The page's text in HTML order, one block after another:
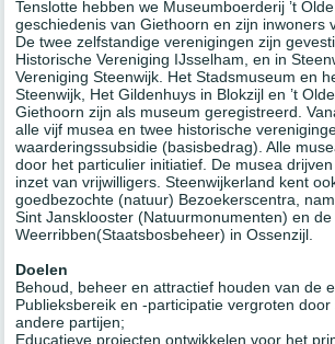
Tenslotte hebben we Museumboerderij ’t
geschiedenis van Giethoorn en zijn inwoners
De twee zelfstandige verenigingen zijn
Historische Vereniging IJsselham, en in
Vereniging Steenwijk. Het Stadsmuseum en
Steenwijk, Het Gildenhuys in Blokzijl en ’t
Giethoorn zijn als museum geregistreerd.
alle vijf musea en twee historische
waarderingssubsidie (basisbedrag). Alle
door het particulier initiatief. De musea
inzet van vrijwilligers. Steenwijkerland kent
goedbezochte (natuur) Bezoekerscentra,
Sint Jansklooster (Natuurmonumenten) en de
Weerribben(Staatsbosbeheer) in Ossenzijl.
Doelen
Behoud, beheer en attractief houden van de
Publieksbereik en -participatie vergroten
andere partijen;
Educatieve projecten ontwikkelen voor het